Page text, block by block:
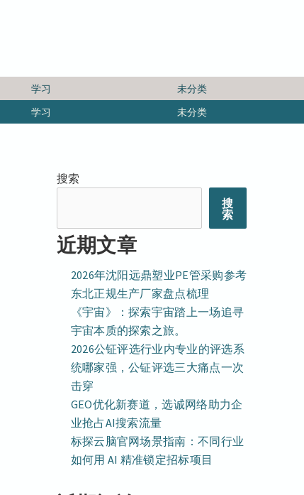
学习 未分类
学习 未分类
搜索
搜
索
近期文章
2026年沈阳远鼎塑业PE管采购参考
东北正规生产厂家盘点梳理
《宇宙》：探索宇宙踏上一场追寻
宇宙本质的探索之旅。
2026公钲评选行业内专业的评选系
统哪家强，公钲评选三大痛点一次
击穿
GEO优化新赛道，选诚网络助力企
业抢占AI搜索流量
标探云脑官网场景指南：不同行业
如何用 AI 精准锁定招标项目